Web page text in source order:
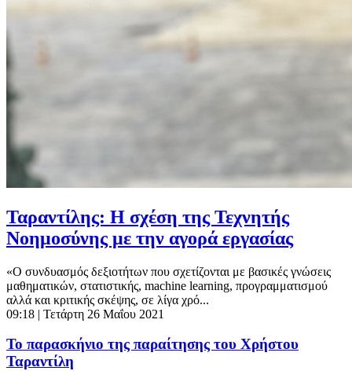
Ταραντίλης: Η σχέση της Τεχνητής
Νοημοσύνης με την αγορά εργασίας
«Ο συνδυασμός δεξιοτήτων που σχετίζονται με βασικές γνώσεις
μαθηματικών, στατιστικής, machine learning, προγραμματισμού
αλλά και κριτικής σκέψης, σε λίγα χρό...
09:18 | Τετάρτη 26 Μαΐου 2021
Το παρασκήνιο της παραίτησης του Χρήστου
Ταραντίλη